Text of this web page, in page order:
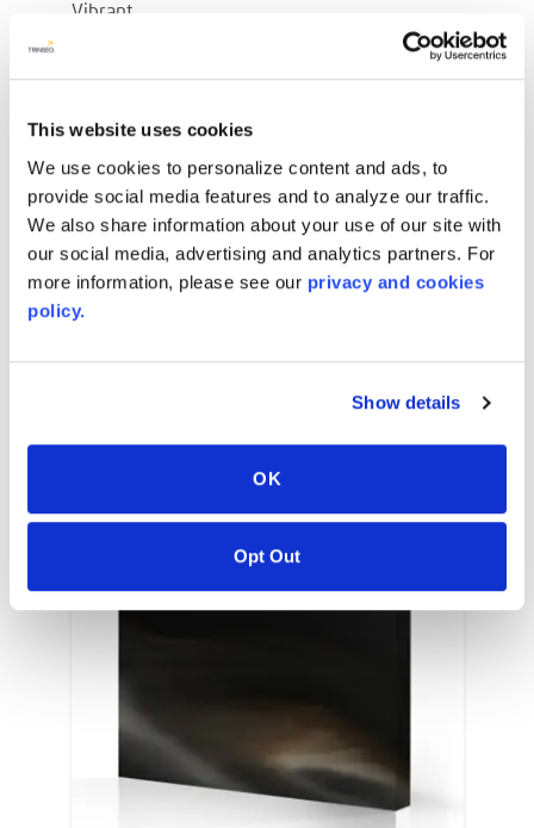
This website uses cookies
We use cookies to personalize content and ads, to
provide social media features and to analyze our traffic.
We also share information about your use of our site with
our social media, advertising and analytics partners. For
more information, please see our privacy and cookies
policy.
Show details
OK
Opt Out
Vibrant
Pulgadas
Milímetros